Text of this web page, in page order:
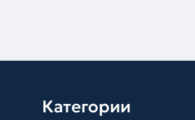
Категории